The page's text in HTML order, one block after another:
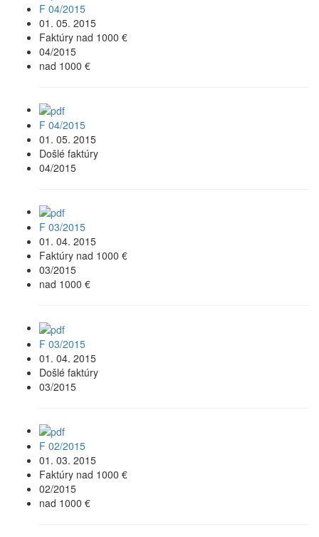
F 04/2015
01. 05. 2015
Faktúry nad 1000 €
04/2015
nad 1000 €
F 04/2015
01. 05. 2015
Došlé faktúry
04/2015
F 03/2015
01. 04. 2015
Faktúry nad 1000 €
03/2015
nad 1000 €
F 03/2015
01. 04. 2015
Došlé faktúry
03/2015
F 02/2015
01. 03. 2015
Faktúry nad 1000 €
02/2015
nad 1000 €